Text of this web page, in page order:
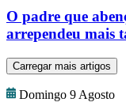
O padre que
arrependeu mais
Carregar mais artigos
Domingo 9 Agosto